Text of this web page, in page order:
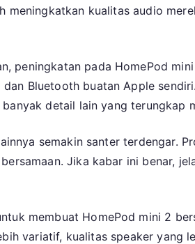
2
meningkatkan kualitas audio
peningkatan pada HomePod
Bluetooth buatan Apple
detail lain yang terungkap
semakin santer terdengar.
Jika kabar ini benar,
membuat HomePod mini 2
variatif, kualitas speaker yang